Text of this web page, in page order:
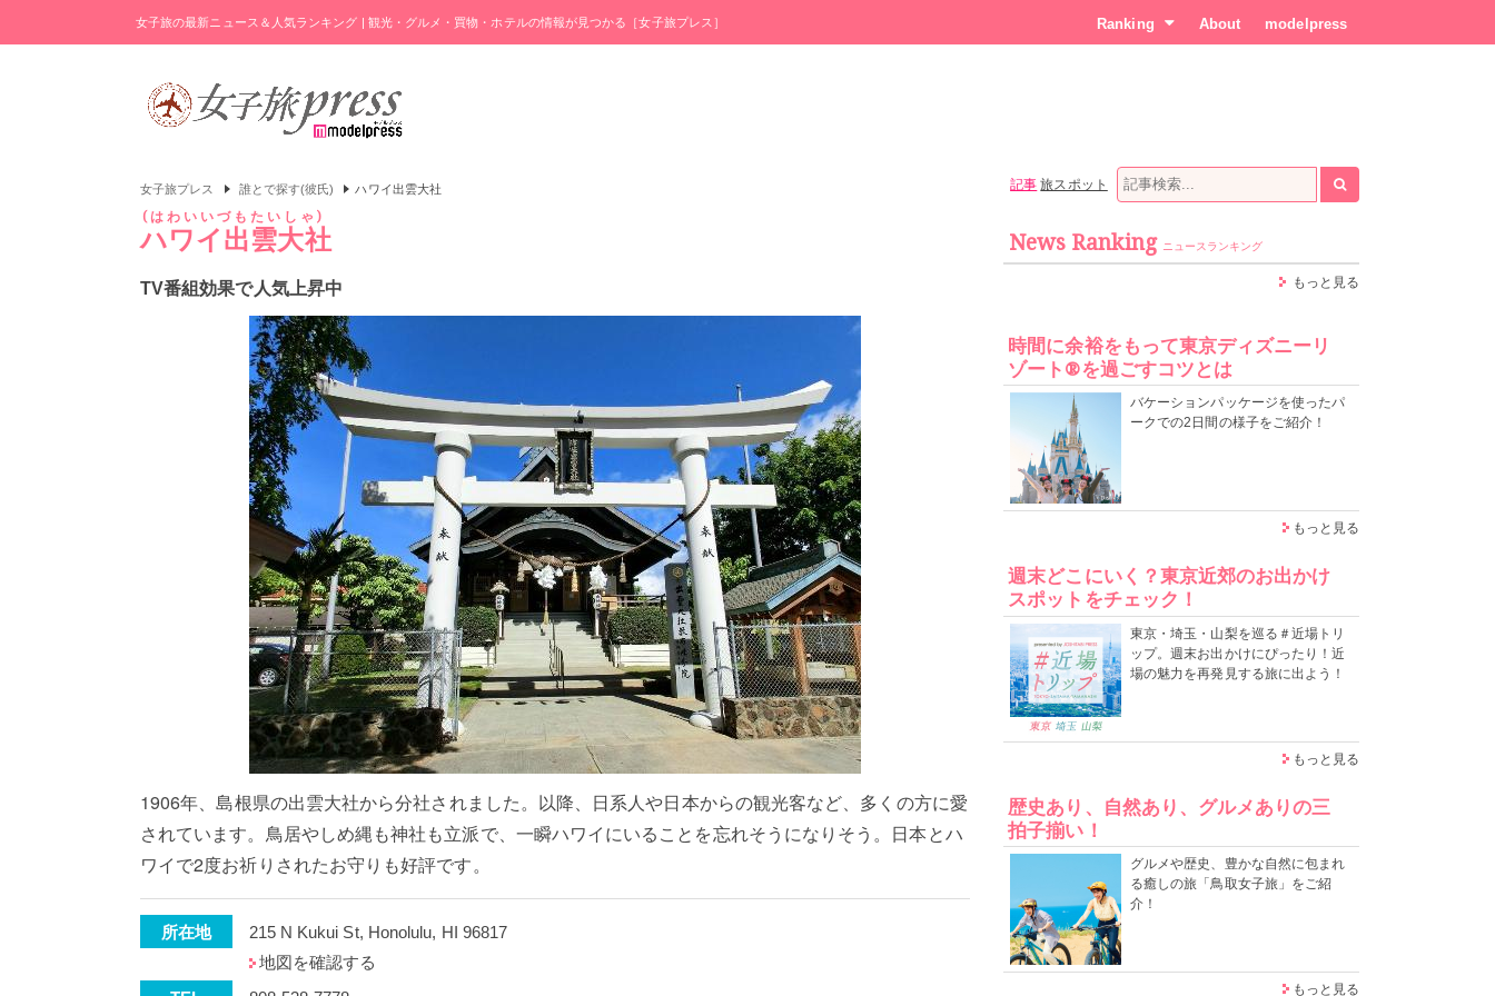
女子旅の最新ニュース＆人気ランキング | 観光・グルメ・買物・ホテルの情報が見つかる［女子旅プレス］ Ranking About modelpress
女子旅プレス 誰とで探す(彼氏) ハワイ出雲大社
ハワイ出雲大社
はわいいづもたいしゃ
TV番組効果で人気上昇中
1906年、島根県の出雲大社から分社されました。以降、日系人や日本からの観光客など、多くの方に愛
されています。鳥居やしめ縄も神社も立派で、一瞬ハワイにいることを忘れそうになりそう。日本とハ
ワイで2度お祈りされたお守りも好評です。
所在地
215 N Kukui St, Honolulu, HI 96817
地図を確認する
記事 旅スポット
News Ranking ニュースランキング
もっと見る
時間に余裕をもって東京ディズニーリ
ゾート®を過ごすコツとは
バケーションパッケージを使ったパ
ークでの2日間の様子をご紹介！
もっと見る
週末どこにいく？東京近郊のお出かけ
スポットをチェック！
東京・埼玉・山梨を巡る＃近場トリ
ップ。週末お出かけにぴったり！近
場の魅力を再発見する旅に出よう！
もっと見る
歴史あり、自然あり、グルメありの三
拍子揃い！
グルメや歴史、豊かな自然に包まれ
る癒しの旅「鳥取女子旅」をご紹
介！
もっと見る